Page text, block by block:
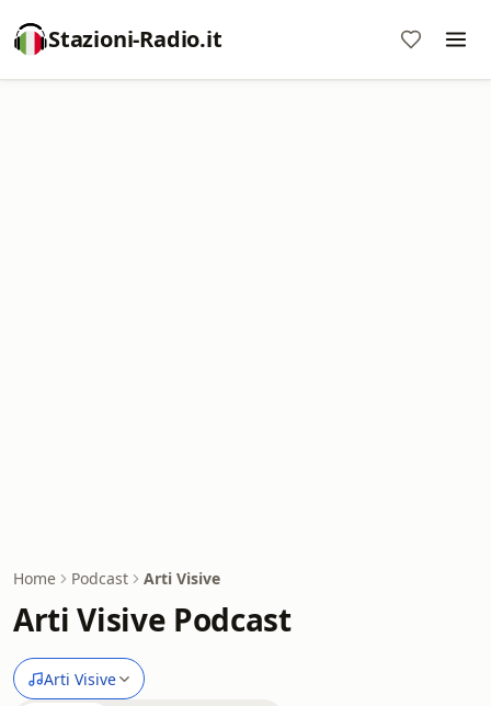
Stazioni-Radio.it
Home Podcast Arti Visive
Arti Visive Podcast
Arti Visive